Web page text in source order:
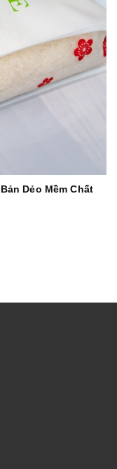
Dẻo Mềm Chất